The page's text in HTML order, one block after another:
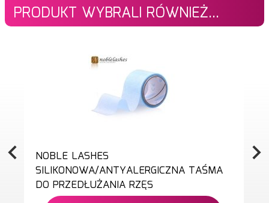
PRODUKT WYBRALI RÓWNIEŻ...
NOBLE LASHES
SILIKONOWA/ANTYALERGICZNA TAŚMA
DO PRZEDŁUŻANIA RZĘS